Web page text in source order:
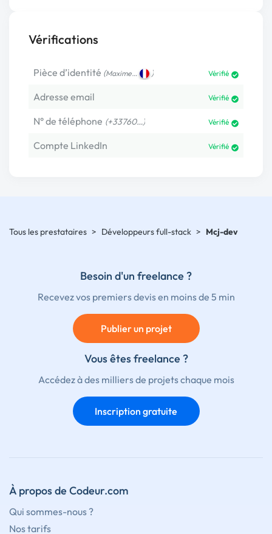
Vérifications
Pièce d’identité (Maxime… ) Vérifié
Adresse email Vérifié
N° de téléphone (+33760…) Vérifié
Compte LinkedIn Vérifié
Tous les prestataires > Développeurs full-stack > Mcj-dev
Besoin d'un freelance ?
Recevez vos premiers devis en moins de 5 min
Publier un projet
Vous êtes freelance ?
Accédez à des milliers de projets chaque mois
Inscription gratuite
À propos de Codeur.com
Qui sommes-nous ?
Nos tarifs